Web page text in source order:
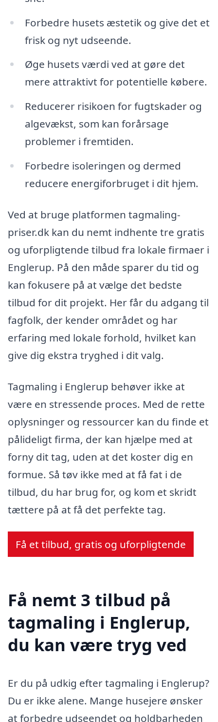
Forbedre husets æstetik og give det et
frisk og nyt udseende.
Øge husets værdi ved at gøre det
mere attraktivt for potentielle købere.
Reducerer risikoen for fugtskader og
algevækst, som kan forårsage
problemer i fremtiden.
Forbedre isoleringen og dermed
reducere energiforbruget i dit hjem.
Ved at bruge platformen tagmaling-
priser.dk kan du nemt indhente tre gratis
og uforpligtende tilbud fra lokale firmaer i
Englerup. På den måde sparer du tid og
kan fokusere på at vælge det bedste
tilbud for dit projekt. Her får du adgang til
fagfolk, der kender området og har
erfaring med lokale forhold, hvilket kan
give dig ekstra tryghed i dit valg.
Tagmaling i Englerup behøver ikke at
være en stressende proces. Med de rette
oplysninger og ressourcer kan du finde et
pålideligt firma, der kan hjælpe med at
forny dit tag, uden at det koster dig en
formue. Så tøv ikke med at få fat i de
tilbud, du har brug for, og kom et skridt
tættere på at få det perfekte tag.
Få et tilbud, gratis og uforpligtende
Få nemt 3 tilbud på
tagmaling i Englerup,
du kan være tryg ved
Er du på udkig efter tagmaling i Englerup?
Du er ikke alene. Mange husejere ønsker
at forbedre udseendet og holdbarheden